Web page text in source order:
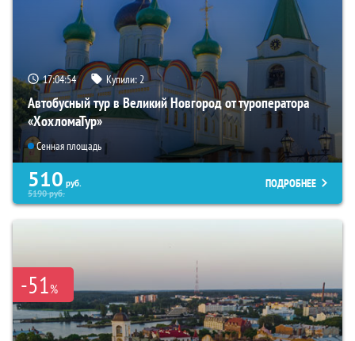
17:04:53 Купили:2
Автобусный тур в Великий Новгород от туроператора
«ХохломаТур»
Сенная площадь
510 руб.
5190руб.
ПОДРОБНЕЕ
-51%